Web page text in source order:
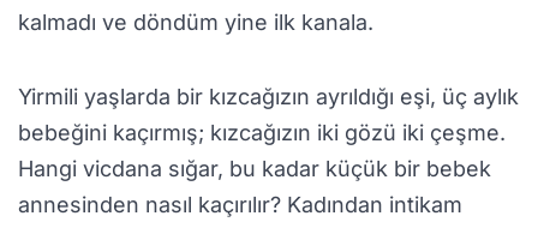
kalmadı ve döndüm yine ilk kanala.
Yirmili yaşlarda bir kızcağızın ayrıldığı eşi, üç aylık
bebeğini kaçırmış; kızcağızın iki gözü iki çeşme.
Hangi vicdana sığar, bu kadar küçük bir bebek
annesinden nasıl kaçırılır? Kadından intikam